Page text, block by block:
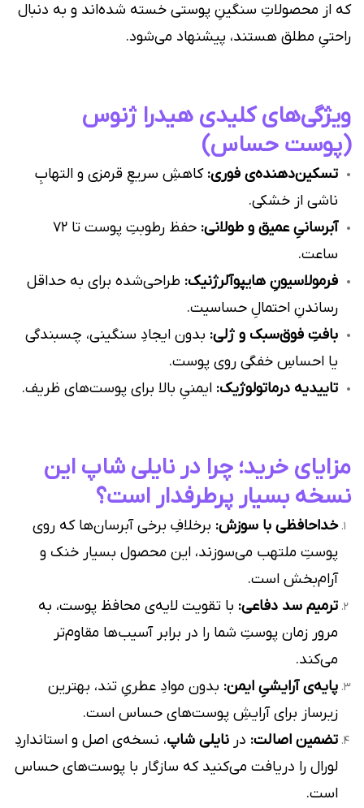
که از محصولاتِ سنگینِ پوستی خسته شده‌اند و به دنبال
راحتیِ مطلق هستند، پیشنهاد می‌شود.
ویژگی‌های کلیدی هیدرا ژنوس
(پوست حساس)
تسکین‌دهنده‌ی فوری: کاهشِ سریعِ قرمزی و التهابِ
ناشی از خشکی.
آبرسانیِ عمیق و طولانی:
حفظ رطوبتِ پوست تا ۷۲
ساعت.
فرمولاسیونِ هایپوآلرژنیک: طراحی‌شده برای به حداقل
رساندنِ احتمالِ حساسیت.
بافتِ فوق‌سبک و ژلی: بدون ایجادِ سنگینی، چسبندگی
یا احساسِ خفگی روی پوست.
تاییدیه درماتولوژیک: ایمنیِ بالا برای پوست‌های ظریف.
مزایای خرید؛ چرا در نایلی شاپ این
نسخه بسیار پرطرفدار است؟
خداحافظی با سوزش: برخلافِ برخی آبرسان‌ها که روی
پوستِ ملتهب می‌سوزند، این محصول بسیار خنک و
آرام‌بخش است.
ترمیم سد دفاعی: با تقویت لایه‌ی محافظ پوست، به
مرور زمان پوستِ شما را در برابر آسیب‌ها مقاوم‌تر
می‌کند.
پایه‌ی آرایشیِ ایمن: بدون موادِ عطریِ تند، بهترین
زیرساز برای آرایشِ پوست‌های حساس است.
تضمین اصالت: در نایلی شاپ، نسخه‌ی اصل و استانداردِ
لورال را دریافت می‌کنید که سازگار با پوست‌های حساس
است.